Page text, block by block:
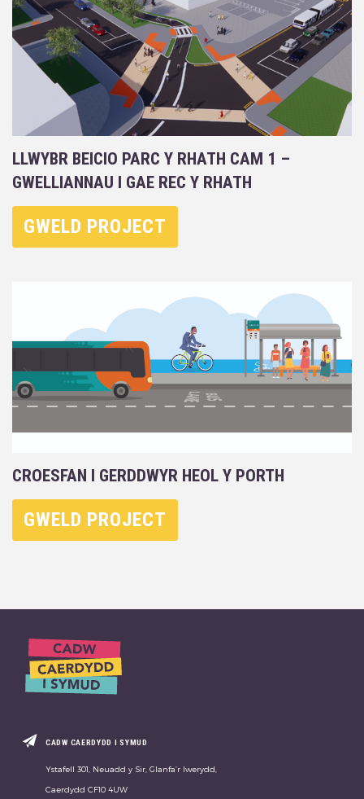
LLWYBR BEICIO PARC Y RHATH CAM 1 –
GWELLIANNAU I GAE REC Y RHATH
GWELD PROJECT
CROESFAN I GERDDWYR HEOL Y PORTH
GWELD PROJECT
CADW CAERDYDD I SYMUD
Ystafell 301, Neuadd y Sir, Glanfa’r Iwerydd,
Caerdydd CF10 4UW